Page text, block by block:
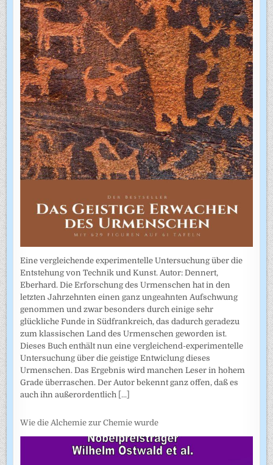
Eine vergleichende experimentelle Untersuchung über die
Entstehung von Technik und Kunst. Autor: Dennert,
Eberhard. Die Erforschung des Urmenschen hat in den
letzten Jahrzehnten einen ganz ungeahnten Aufschwung
genommen und zwar besonders durch einige sehr
glückliche Funde in Südfrankreich, das dadurch geradezu
zum klassischen Land des Urmenschen geworden ist.
Dieses Buch enthält nun eine vergleichend-experimentelle
Untersuchung über die geistige Entwiclung dieses
Urmenschen. Das Ergebnis wird manchen Leser in hohem
Grade überraschen. Der Autor bekennt ganz offen, daß es
auch ihn außerordentlich [...]
Wie die Alchemie zur Chemie wurde